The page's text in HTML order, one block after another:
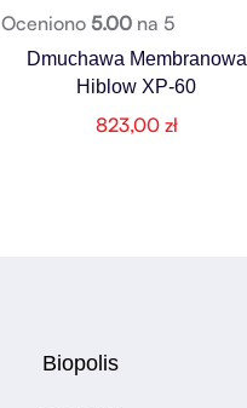
Oceniono 5.00 na 5
Dmuchawa Membranowa
Hiblow XP-60
823,00 zł
Biopolis